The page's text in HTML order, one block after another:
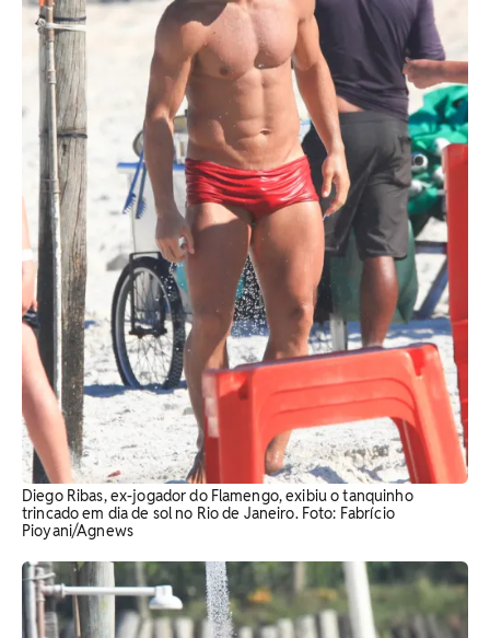
Diego Ribas, ex-jogador do Flamengo, exibiu o tanquinho
trincado em dia de sol no Rio de Janeiro. Foto: Fabrício
Pioyani/Agnews